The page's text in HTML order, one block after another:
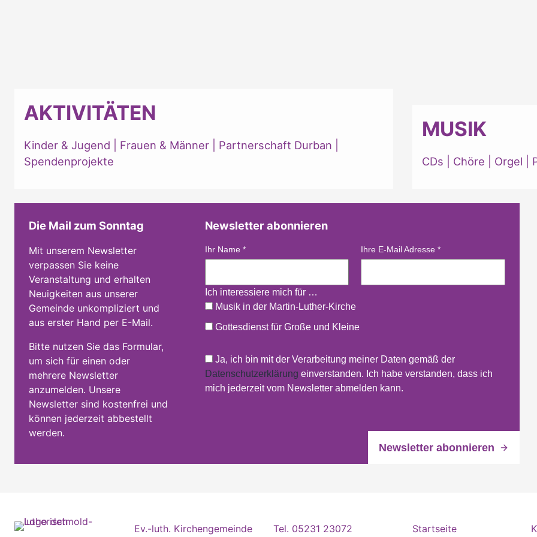
AKTIVITÄTEN
Kinder & Jugend Frauen & Männer Partnerschaft Durban
Spendenprojekte
MUSIK
CDs Chöre Orgel
Die Mail zum Sonntag
Mit unserem Newsletter
verpassen Sie keine
Veranstaltung und erhalten
Neuigkeiten aus unserer
Gemeinde unkompliziert und
aus erster Hand per E-Mail.
Bitte nutzen Sie das Formular,
um sich für einen oder
mehrere Newsletter
anzumelden. Unsere
Newsletter sind kostenfrei und
können jederzeit abbestellt
werden.
Newsletter abonnieren
Ihr Name* Ihre E-Mail Adresse*
Ich interessiere mich für …
Musik in der Martin-Luther-Kirche
Gottesdienst für Große und Kleine
Ja, ich bin mit der Verarbeitung meiner Daten gemäß der
Datenschutzerklärung einverstanden. Ich habe verstanden, dass ich
mich jederzeit vom Newsletter abmelden kann.
Ev.-luth. Kirchengemeinde Tel. 05231 23072 Startseite